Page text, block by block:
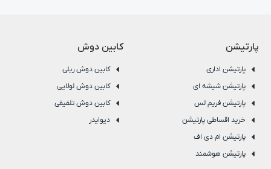
پارتیشن
پارتیشن اداری
پارتیشن شیشه ای
پارتیشن فریم لس
خرید اقساطی پارتیشن
پارتیشن ام دی اف
پارتیشن هوشمند
کابین دوش
کابین دوش ریلی
کابین دوش لولایی
کابین دوش تلفیقی
دیوایدر